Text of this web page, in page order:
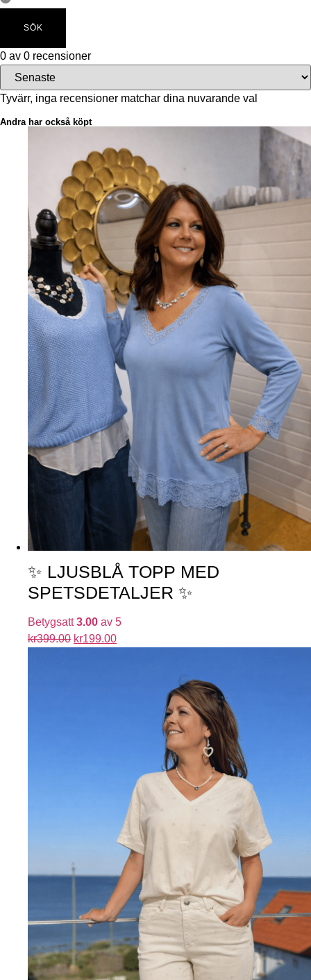
SÖK
0 av 0 recensioner
Tyvärr, inga recensioner matchar dina nuvarande val
Andra har också köpt
✨ LJUSBLÅ TOPP MED
SPETSDETALJER ✨
Betygsatt3.00 av 5
kr399.00 kr199.00